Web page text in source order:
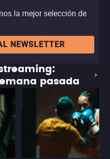
la mejor selección de
NEWSLETTER
pasada